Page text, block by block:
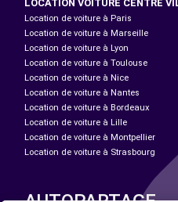
LOCATION VOITURE CENTRE
Location de voiture à Paris
Location de voiture à Marseille
Location de voiture à Lyon
Location de voiture à Toulouse
Location de voiture à Nice
Location de voiture à Nantes
Location de voiture à Bordeaux
Location de voiture à Lille
Location de voiture à Montpellier
Location de voiture à Strasbourg